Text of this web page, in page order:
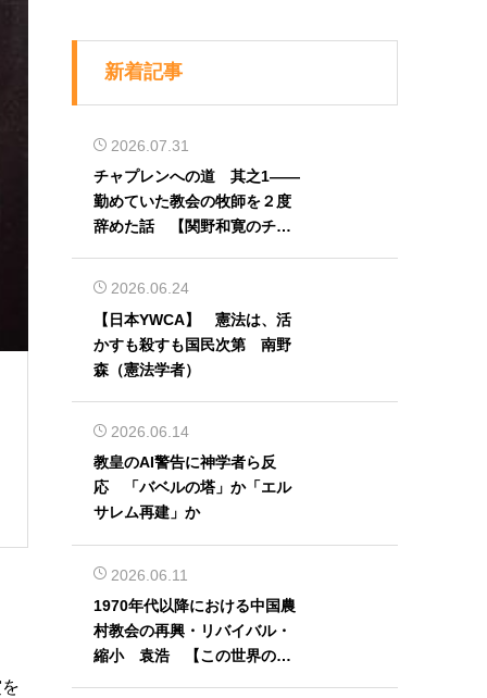
新着記事
2026.07.31
チャプレンへの道 其之1――
勤めていた教会の牧師を２度
辞めた話 【関野和寛のチャ
2026.06.24
【日本YWCA】 憲法は、活
かすも殺すも国民次第 南野
森（憲法学者）
2026.06.14
教皇のAI警告に神学者ら反
応 「バベルの塔」か「エル
サレム再建」か
2026.06.11
1970年代以降における中国農
村教会の再興・リバイバル・
縮小 袁浩 【この世界の片